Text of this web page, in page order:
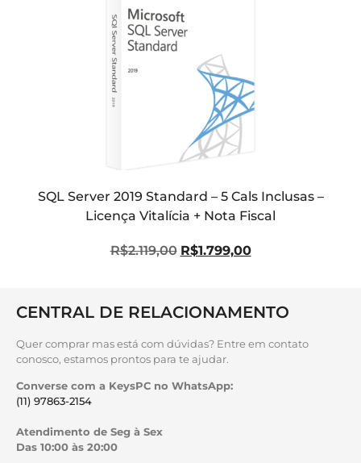
SQL Server 2019 Standard – 5 Cals Inclusas –
Licença Vitalícia + Nota Fiscal
R$2.119,00 R$1.799,00
CENTRAL DE RELACIONAMENTO
Quer comprar mas está com dúvidas? Entre em contato
conosco, estamos prontos para te ajudar.
Converse com a KeysPC no WhatsApp:
(11) 97863-2154
Atendimento de Seg à Sex
Das 10:00 às 20:00